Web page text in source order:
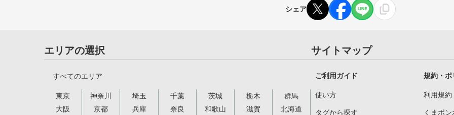
シェア
エリアの選択
すべてのエリア
東京 神奈川 埼玉 千葉 茨城 栃木
群馬
大阪
京都 兵庫 奈良 和歌山 滋賀
北海道
サイトマップ
ご利用ガイド
使い方
タグから探す
規約・ポ
利用規約
くまポ